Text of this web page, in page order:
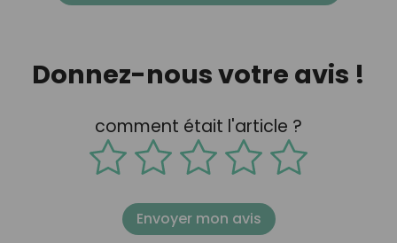
Donnez-nous votre avis !
comment était l'article ?
Envoyer mon avis